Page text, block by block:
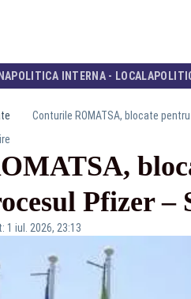
POLITICA INTERNA - LOCALA
Conturile ROMATSA, blocate
Pfizer –
1 iul. 2026, 23:13